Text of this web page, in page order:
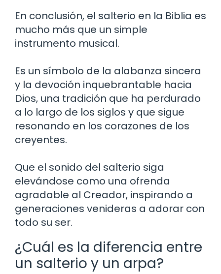
En conclusión, el salterio en la Biblia es
mucho más que un simple
instrumento musical.
Es un símbolo de la alabanza sincera
y la devoción inquebrantable hacia
Dios, una tradición que ha perdurado
a lo largo de los siglos y que sigue
resonando en los corazones de los
creyentes.
Que el sonido del salterio siga
elevándose como una ofrenda
agradable al Creador, inspirando a
generaciones venideras a adorar con
todo su ser.
¿Cuál es la diferencia entre
un salterio y un arpa?